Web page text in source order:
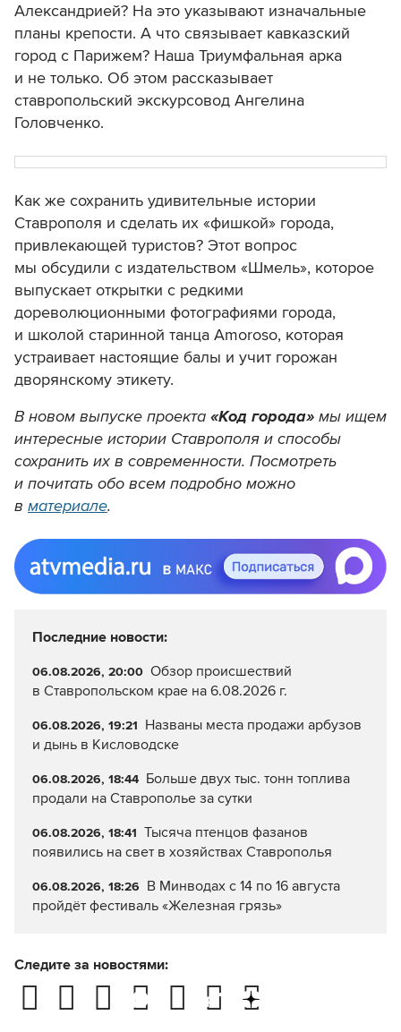
Александрией? На это указывают изначальные
планы крепости. А что связывает кавказский
город с Парижем? Наша Триумфальная арка
и не только. Об этом рассказывает
ставропольский экскурсовод Ангелина
Головченко.
Как же сохранить удивительные истории
Ставрополя и сделать их «фишкой» города,
привлекающей туристов? Этот вопрос
мы обсудили с издательством «Шмель», которое
выпускает открытки с редкими
дореволюционными фотографиями города,
и школой старинной танца Amoroso, которая
устраивает настоящие балы и учит горожан
дворянскому этикету.
В новом выпуске проекта «Код города» мы ищем
интересные истории Ставрополя и способы
сохранить их в современности. Посмотреть
и почитать обо всем подробно можно
в материале.
Последние новости:
06.08.2026, 20:00 Обзор происшествий
в Ставропольском крае на 6.08.2026 г.
06.08.2026, 19:21 Названы места продажи арбузов
и дынь в Кисловодске
06.08.2026, 18:44 Больше двух тыс. тонн топлива
продали на Ставрополье за сутки
06.08.2026, 18:41 Тысяча птенцов фазанов
появились на свет в хозяйствах Ставрополья
06.08.2026, 18:26 В Минводах с 14 по 16 августа
пройдёт фестиваль «Железная грязь»
Следите за новостями: